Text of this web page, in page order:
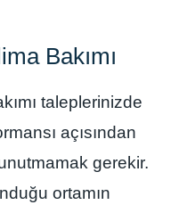
Bakımı
taleplerinizde
açısından
gerekir.
ortamın